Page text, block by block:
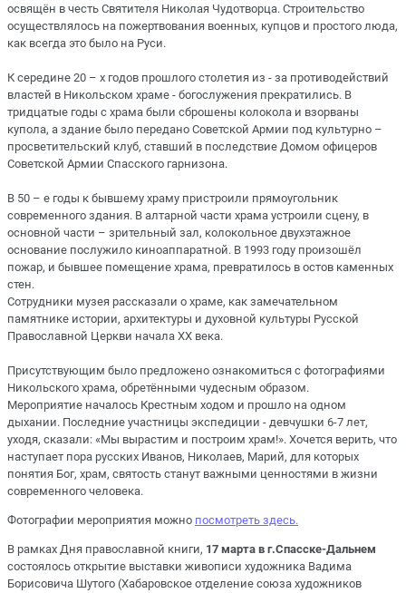
освящён в честь Святителя Николая Чудотворца. Строительство
осуществлялось на пожертвования военных, купцов и простого люда,
как всегда это было на Руси.
К середине 20 – х годов прошлого столетия из - за противодействий
властей в Никольском храме - богослужения прекратились. В
тридцатые годы с храма были сброшены колокола и взорваны
купола, а здание было передано Советской Армии под культурно –
просветительский клуб, ставший в последствие Домом офицеров
Советской Армии Спасского гарнизона.
В 50 – е годы к бывшему храму пристроили прямоугольник
современного здания. В алтарной части храма устроили сцену, в
основной части – зрительный зал, колокольное двухэтажное
основание послужило киноаппаратной. В 1993 году произошёл
пожар, и бывшее помещение храма, превратилось в остов каменных
стен.
Сотрудники музея рассказали о храме, как замечательном
памятнике истории, архитектуры и духовной культуры Русской
Православной Церкви начала XX века.
Присутствующим было предложено ознакомиться с фотографиями
Никольского храма, обретёнными чудесным образом.
Мероприятие началось Крестным ходом и прошло на одном
дыхании. Последние участницы экспедиции - девчушки 6-7 лет,
уходя, сказали: «Мы вырастим и построим храм!». Хочется верить, что
наступает пора русских Иванов, Николаев, Марий, для которых
понятия Бог, храм, святость станут важными ценностями в жизни
современного человека.
Фотографии мероприятия можно посмотреть здесь.
В рамках Дня православной книги, 17 марта в г.Спасске-Дальнем
состоялось открытие выставки живописи художника Вадима
Борисовича Шутого (Хабаровское отделение союза художников